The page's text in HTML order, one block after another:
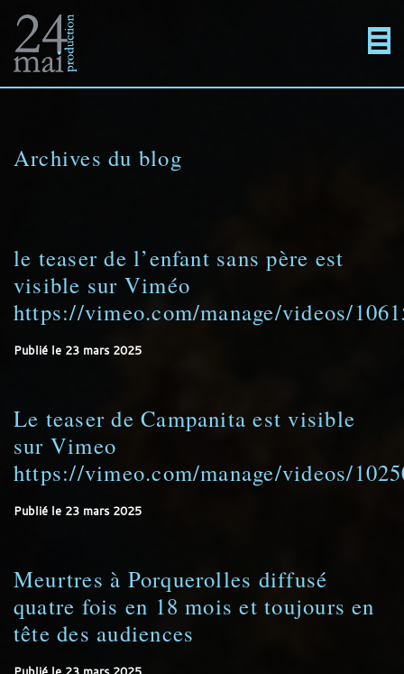
Un
WordPress
directement
En projet
Archives du blog
le teaser de l’enfant sans père est
visible sur Viméo
https://vimeo.com/manage/videos/
Publié le 23 mars 2025
Le teaser de Campanita est visible
sur Vimeo
https://vimeo.com/manage/videos/
Publié le 23 mars 2025
Meurtres à Porquerolles diffusé
quatre fois en 18 mois et toujours en
tête des audiences